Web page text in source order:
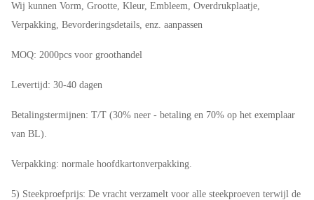
Wij kunnen Vorm, Grootte, Kleur, Embleem, Overdrukplaatje,
Verpakking, Bevorderingsdetails, enz. aanpassen
MOQ: 2000pcs voor groothandel
Levertijd: 30-40 dagen
Betalingstermijnen: T/T (30% neer - betaling en 70% op het exemplaar
van BL).
Verpakking: normale hoofdkartonverpakking.
5) Steekproefprijs: De vracht verzamelt voor alle steekproeven terwijl de